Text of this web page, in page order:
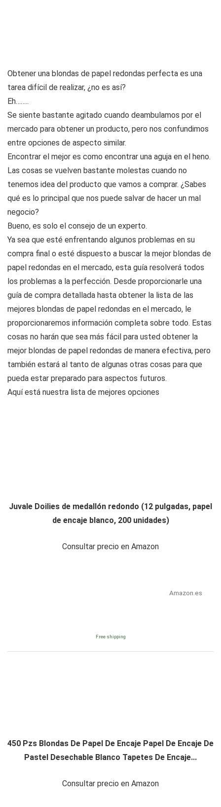
Obtener una blondas de papel redondas perfecta es una
tarea difícil de realizar, ¿no es así?
Eh……..
Se siente bastante agitado cuando deambulamos por el
mercado para obtener un producto, pero nos confundimos
entre opciones de aspecto similar.
Encontrar el mejor es como encontrar una aguja en el heno.
Las cosas se vuelven bastante molestas cuando no
tenemos idea del producto que vamos a comprar. ¿Sabes
qué es lo principal que nos puede salvar de hacer un mal
negocio?
Bueno, es solo el consejo de un experto.
Ya sea que esté enfrentando algunos problemas en su
compra final o esté dispuesto a buscar la mejor blondas de
papel redondas en el mercado, esta guía resolverá todos
los problemas a la perfección. Desde proporcionarle una
guía de compra detallada hasta obtener la lista de las
mejores blondas de papel redondas en el mercado, le
proporcionaremos información completa sobre todo. Estas
cosas no harán que sea más fácil para usted obtener la
mejor blondas de papel redondas de manera efectiva, pero
también estará al tanto de algunas otras cosas para que
pueda estar preparado para aspectos futuros.
Aquí está nuestra lista de mejores opciones
Juvale Doilies de medallón redondo (12 pulgadas, papel
de encaje blanco, 200 unidades)
Consultar precio en Amazon
Amazon.es
Free shipping
450 Pzs Blondas De Papel De Encaje Papel De Encaje De
Pastel Desechable Blanco Tapetes De Encaje...
Consultar precio en Amazon